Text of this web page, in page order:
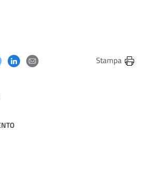
questa pagina su Facebook
Condividi questa pagina su Twitter
Condividi questa pagina su Linkedin
Condividi questa pagina via
Stampa